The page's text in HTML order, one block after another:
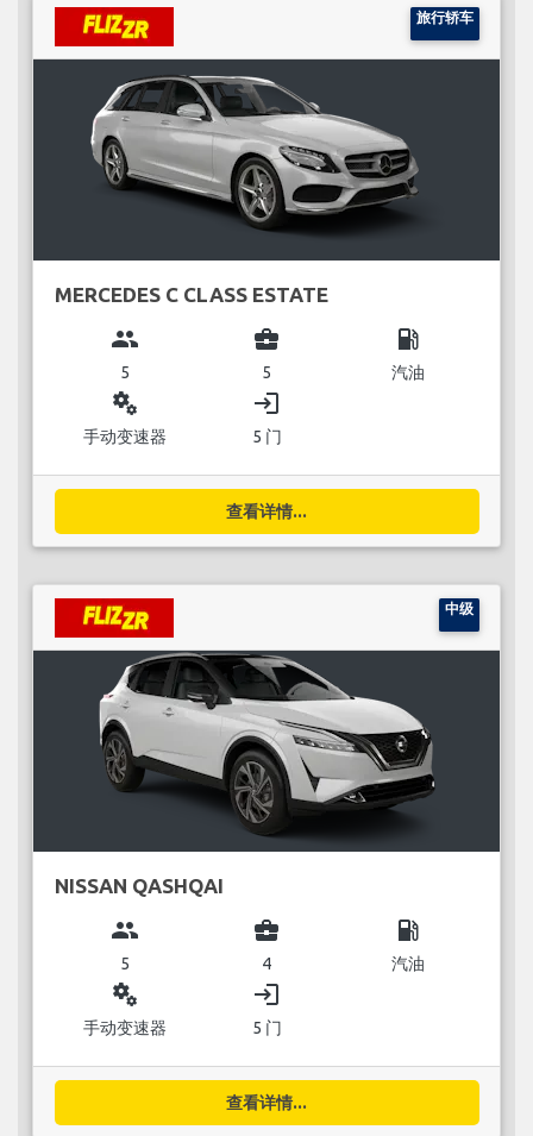
旅行轿车
MERCEDES C CLASS ESTATE
group
5
business_center
5
local_gas_station
汽油
miscellaneous_services
手动变速器
login
5 门
查看详情...
中级
NISSAN QASHQAI
group
5
business_center
4
local_gas_station
汽油
miscellaneous_services
手动变速器
login
5 门
查看详情...